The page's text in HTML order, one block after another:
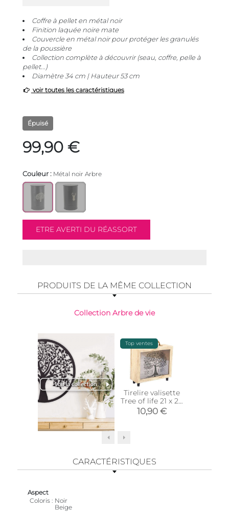
Coffre à pellet en métal noir
Finition laquée noire mate
Couvercle en métal noir pour protéger les granulés
de la poussière
Collection complète à découvrir (seau, coffre, pelle à
pellet...)
Diamètre 34 cm | Hauteur 53 cm
voir toutes les caractéristiques
Épuisé
99,90 €
Couleur : Métal noir Arbre
PRODUITS DE LA MÊME COLLECTION
Collection Arbre de vie
Top ventes
Tirelire valisette
Tree of life 21 x 20
cm
10,90 €
CARACTÉRISTIQUES
Aspect
Coloris
Noir
Beige